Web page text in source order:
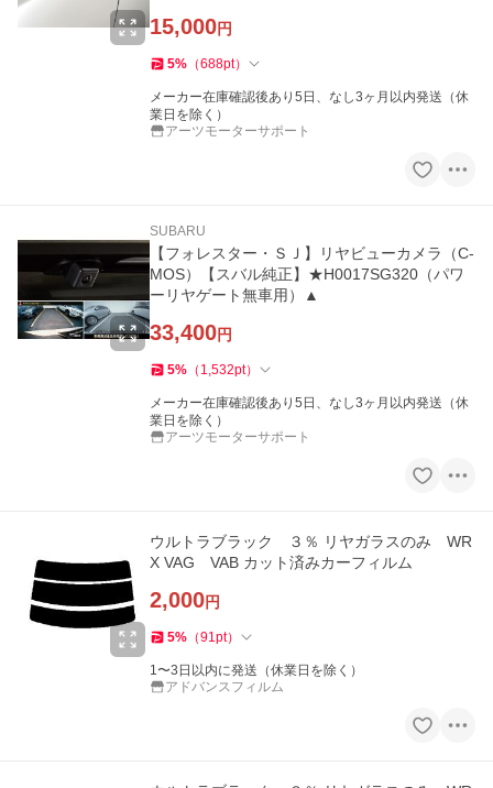
15,000円
5% （688pt）
メーカー在庫確認後あり5日、なし3ヶ月以内発送（休
業日を除く）
アーツモーターサポート
SUBARU
【フォレスター・ＳＪ】リヤビューカメラ（C-
MOS）【スバル純正】★H0017SG320（パワ
ーリヤゲート無車用）▲
33,400円
5% （ 1,532pt）
メーカー在庫確認後あり5日、なし3ヶ月以内発送（休
業日を除く）
アーツモーターサポート
ウルトラブラック ３％ リヤガラスのみ WR
X VAG VAB カット済みカーフィルム
2,000円
5% （91pt）
1〜3日以内に発送（休業日を除く）
アドバンスフィルム